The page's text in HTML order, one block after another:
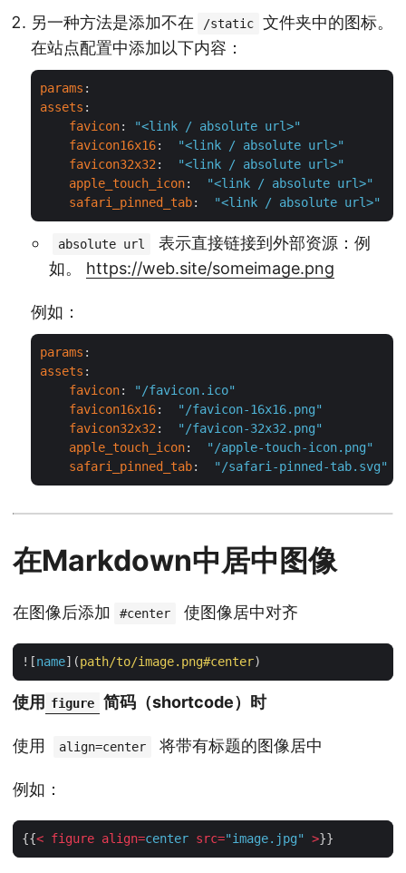
另一种方法是添加不在
/static
文件夹中的图标。
在站点配置中添加以下内容：
params
assets :
favicon:
"<link / absolute url>"
favicon16x16:
"<link / absolute url>"
favicon32x32:
"<link / absolute url>"
apple_touch_icon:
"<link / absolute url>"
safari_pinned_tab: "<link / absolute url>"
absolute url
表示直接链接到外部资源：例
如。 https://web.site/someimage.png
例如：
params
assets :
favicon:
"/favicon.ico"
favicon16x16:
"/favicon-16x16.png"
favicon32x32:
"/favicon-32x32.png"
apple_touch_icon:
"/apple-touch-icon.png"
safari_pinned_tab: "/safari-pinned-tab.svg"
在Markdown中居中图像
在图像后添加 #center 使图像居中对齐
![name](path/to/image.png#center
使用 figure 简码（shortcode）时
使用 align=center 将带有标题的图像居中
例如：
{{< figure align=center src="image.jpg" >